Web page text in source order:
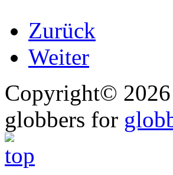
Zurück
Weiter
Copyright© 2026
globbers for